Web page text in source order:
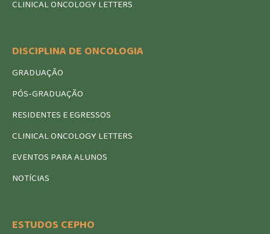
CLINICAL ONCOLOGY LETTERS
DISCIPLINA DE ONCOLOGIA
GRADUAÇÃO
PÓS-GRADUAÇÃO
RESIDENTES E EGRESSOS
CLINICAL ONCOLOGY LETTERS
EVENTOS PARA ALUNOS
NOTÍCIAS
ESTUDOS CEPHO